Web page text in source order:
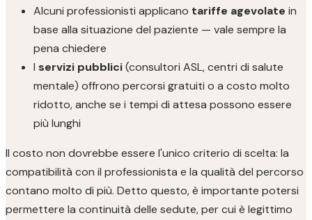
Alcuni professionisti applicano tariffe agevolate in
base alla situazione del paziente — vale sempre la
pena chiedere
I servizi pubblici(consultori ASL, centri di salute
mentale) offrono percorsi gratuiti o a costo molto
ridotto, anche se i tempi di attesa possono essere
più lunghi
Il costo non dovrebbe essere l'unico criterio di scelta: la
compatibilità con il professionista e la qualità del percorso
contano molto di più. Detto questo, è importante potersi
permettere la continuità delle sedute, per cui è legittimo